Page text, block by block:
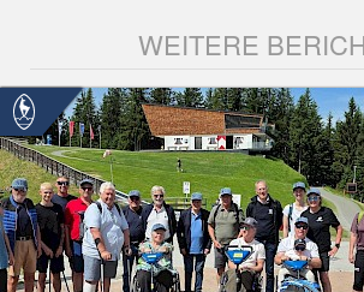
WEITERE